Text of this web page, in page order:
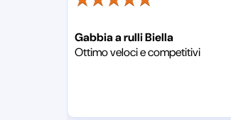
Gabbia a rulli Biella
Ottimo veloci e competitivi